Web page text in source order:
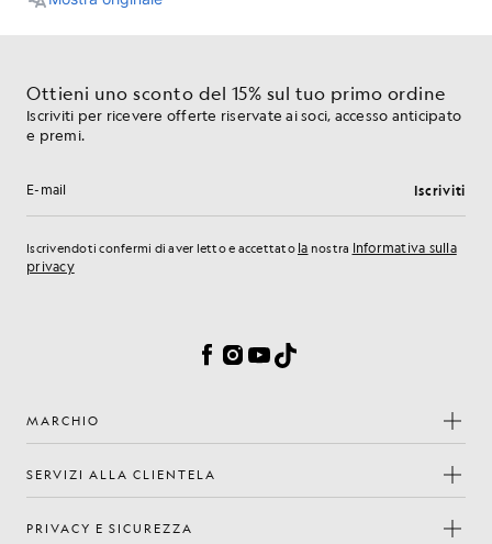
Ottieni uno sconto del 15% sul tuo primo ordine
Iscriviti per ricevere offerte riservate ai soci, accesso anticipato
e premi.
Indirizzo e-mail Iscriviti
Iscrivendoti confermi di aver letto e accettato la nostra Informativa sulla
privacy
Facebook
Instagram
YouTube
TikTok
MARCHIO
SERVIZI ALLA CLIENTELA
PRIVACY E SICUREZZA